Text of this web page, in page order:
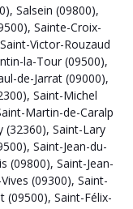
, Salsein (09800),
, Sainte-Croix-
Saint-Victor-Rouzaud
la-Tour (09500),
de-Jarrat (09000),
, Saint-Michel
Martin-de-Caralp
(32360), Saint-Lary
, Saint-Jean-du-
(09800), Saint-Jean-
(09300), Saint-
(09500), Saint-Félix-